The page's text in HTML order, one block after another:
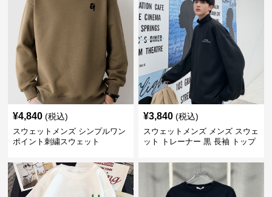
¥4,840 (税込)
スウェットメンズ シンプルワン
ポイント刺繍スウェット
¥3,840 (税込)
スウェットメンズ メンズ スウェ
ット トレーナー 黒 長袖 トップ